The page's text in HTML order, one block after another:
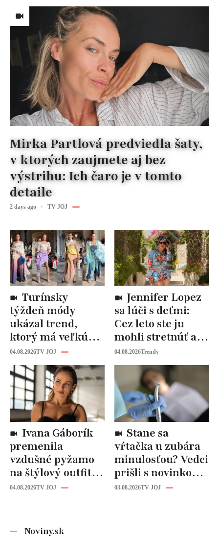
Mirka Partlová predviedla šaty,
v ktorých zaujmete aj bez
výstrihu: Ich čaro je v tomto
detaile
2 days ago TV JOJ
týždeň módy
ukázal trend,
ktorý má veľkú
budúcnosť: Počuli
ste už o tomto
materiáli?
04.08.2026TV JOJ
sa lúči s deťmi:
Cez leto ste ju
mohli stretnúť aj
vy!
04.08.2026Trendy
premenila
vzdušné pyžamo
na štýlový outfit:
Tento trik vás
04.08.2026TV JOJ
vŕtačka u zubára
minulosťou? Vedci
prišli s novinkou,
ktorá by mohla
03.08.2026TV JOJ
Noviny.sk